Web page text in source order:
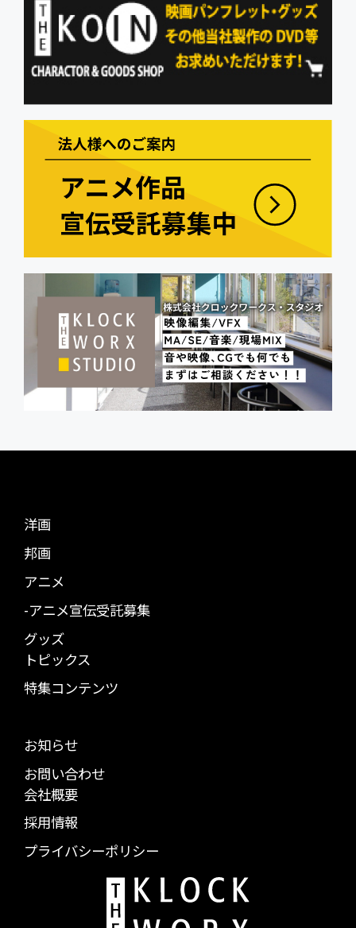
洋画
邦画
アニメ
-アニメ宣伝受託募集
グッズ
トピックス
特集コンテンツ
お知らせ
お問い合わせ
会社概要
採用情報
プライバシーポリシー